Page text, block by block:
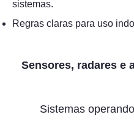
sistemas.
Regras claras para uso
Sensores, radares e
Sistemas